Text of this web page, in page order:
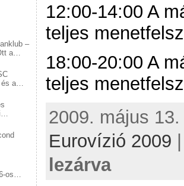
–
a
a
os
12:00-14:00 A
teljes
18:00-20:00 A
teljes
2009. május
Eurovízió 2009
lezárva